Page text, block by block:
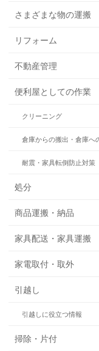
さまざまな物の運搬
リフォーム
不動産管理
便利屋としての作業
クリーニング
倉庫からの搬出・倉庫へ
耐震・家具転倒防止対策
処分
商品運搬・納品
家具配送・家具運搬
家電取付・取外
引越し
引越しに役立つ情報
掃除・片付